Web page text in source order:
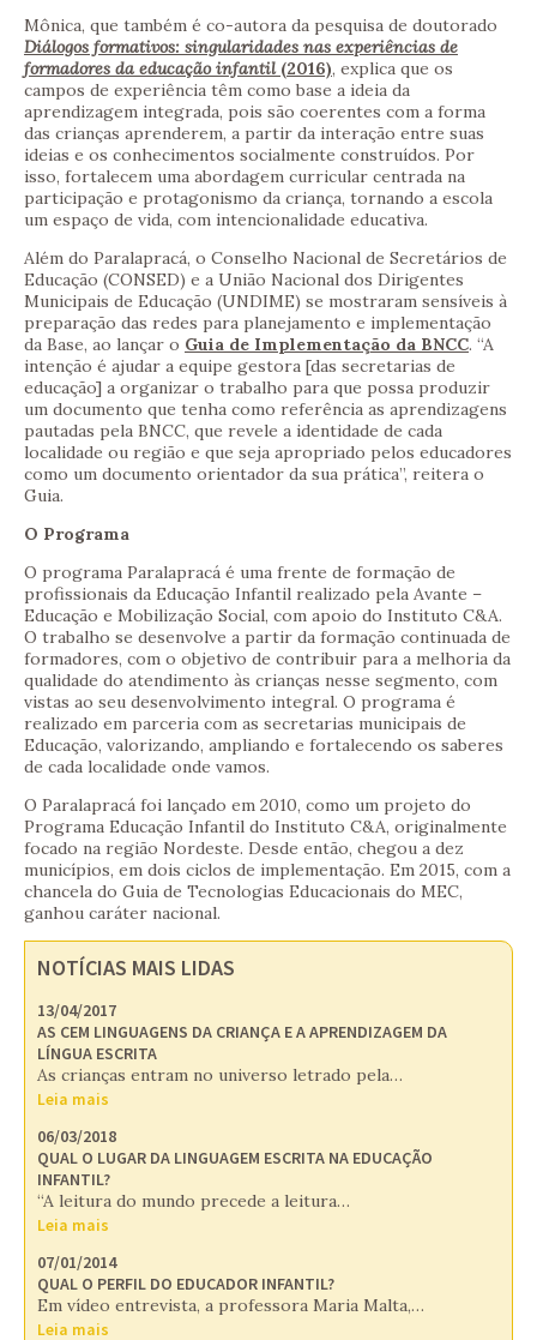
Mônica, que também é co-autora da pesquisa de doutorado
Diálogos formativos: singularidades nas experiências de
formadores da educação infantil (2016), explica que os
campos de experiência têm como base a ideia da
aprendizagem integrada, pois são coerentes com a forma
das crianças aprenderem, a partir da interação entre suas
ideias e os conhecimentos socialmente construídos. Por
isso, fortalecem uma abordagem curricular centrada na
participação e protagonismo da criança, tornando a escola
um espaço de vida, com intencionalidade educativa.
Além do Paralapracá, o Conselho Nacional de Secretários de
Educação (CONSED) e a União Nacional dos Dirigentes
Municipais de Educação (UNDIME) se mostraram sensíveis à
preparação das redes para planejamento e implementação
da Base, ao lançar o Guia de Implementação da BNCC. “A
intenção é ajudar a equipe gestora [das secretarias de
educação] a organizar o trabalho para que possa produzir
um documento que tenha como referência as aprendizagens
pautadas pela BNCC, que revele a identidade de cada
localidade ou região e que seja apropriado pelos educadores
como um documento orientador da sua prática”, reitera o
Guia.
O Programa
O programa Paralapracá é uma frente de formação de
profissionais da Educação Infantil realizado pela Avante –
Educação e Mobilização Social, com apoio do Instituto C&A.
O trabalho se desenvolve a partir da formação continuada de
formadores, com o objetivo de contribuir para a melhoria da
qualidade do atendimento às crianças nesse segmento, com
vistas ao seu desenvolvimento integral. O programa é
realizado em parceria com as secretarias municipais de
Educação, valorizando, ampliando e fortalecendo os saberes
de cada localidade onde vamos.
O Paralapracá foi lançado em 2010, como um projeto do
Programa Educação Infantil do Instituto C&A, originalmente
focado na região Nordeste. Desde então, chegou a dez
municípios, em dois ciclos de implementação. Em 2015, com a
chancela do Guia de Tecnologias Educacionais do MEC,
ganhou caráter nacional.
NOTÍCIAS MAIS LIDAS
13/04/2017
AS CEM LINGUAGENS DA CRIANÇA E A APRENDIZAGEM DA
LÍNGUA ESCRITA
As crianças entram no universo letrado pela…
Leia mais
06/03/2018
QUAL O LUGAR DA LINGUAGEM ESCRITA NA EDUCAÇÃO
INFANTIL?
“A leitura do mundo precede a leitura…
Leia mais
07/01/2014
QUAL O PERFIL DO EDUCADOR INFANTIL?
Em vídeo entrevista, a professora Maria Malta,…
Leia mais